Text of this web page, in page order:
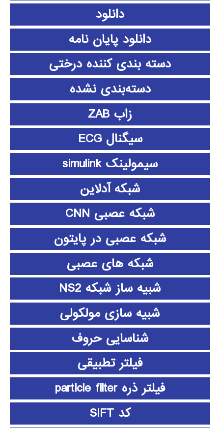
دانلود
دانلود پايان نامه
دسته بندی کننده درختی
دسته‌بندی نشده
زاب ZAB
سیگنال ECG
سیمولینک simulink
شبکه آدلاین
شبکه عصبی CNN
شبکه عصبی در پایتون
شبکه های عصبی
شبیه ساز شبکه NS2
شبیه سازی مولکولی
شناسایی حروف
فیلتر تطبیقی
فیلتر ذره particle filter
کد SIFT